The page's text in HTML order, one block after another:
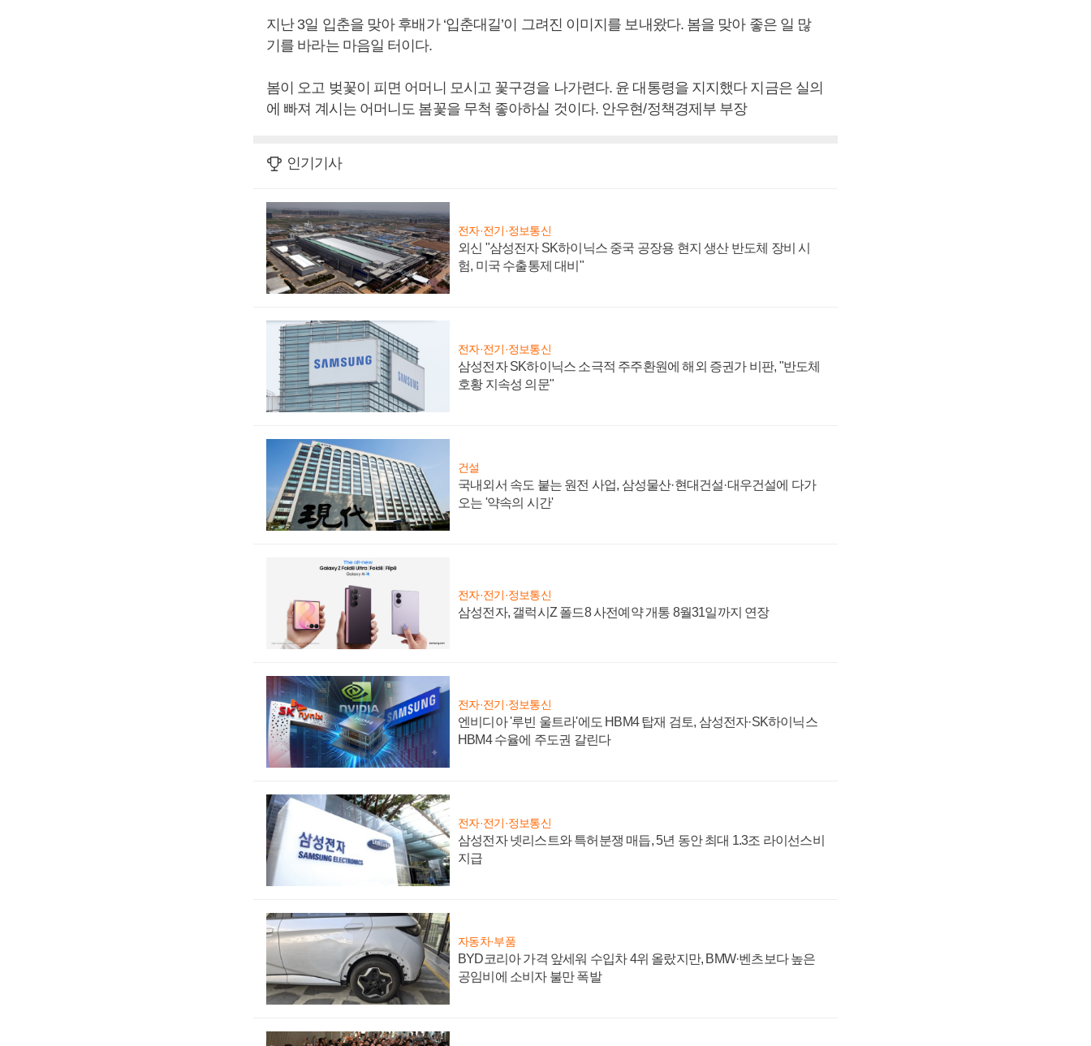
지난 3일 입춘을 맞아 후배가 ‘입춘대길’이 그려진 이미지를 보내왔다. 봄을 맞아 좋은 일 많
기를 바라는 마음일 터이다.
봄이 오고 벚꽃이 피면 어머니 모시고 꽃구경을 나가련다. 윤 대통령을 지지했다 지금은 실의
에 빠져 계시는 어머니도 봄꽃을 무척 좋아하실 것이다. 안우현/정책경제부 부장
인기기사
전자·전기·정보통신
외신 "삼성전자 SK하이닉스 중국 공장용 현지 생산 반도체 장비 시
험, 미국 수출통제 대비"
전자·전기·정보통신
삼성전자 SK하이닉스 소극적 주주환원에 해외 증권가 비판, "반도체
호황 지속성 의문"
건설
국내외서 속도 붙는 원전 사업, 삼성물산·현대건설·대우건설에 다가
오는 '약속의 시간'
전자·전기·정보통신
삼성전자, 갤럭시Z 폴드8 사전예약 개통 8월31일까지 연장
전자·전기·정보통신
엔비디아 '루빈 울트라'에도 HBM4 탑재 검토, 삼성전자·SK하이닉스
HBM4 수율에 주도권 갈린다
전자·전기·정보통신
삼성전자 넷리스트와 특허분쟁 매듭, 5년 동안 최대 1.3조 라이선스비
지급
자동차·부품
BYD코리아 가격 앞세워 수입차 4위 올랐지만, BMW·벤츠보다 높은
공임비에 소비자 불만 폭발